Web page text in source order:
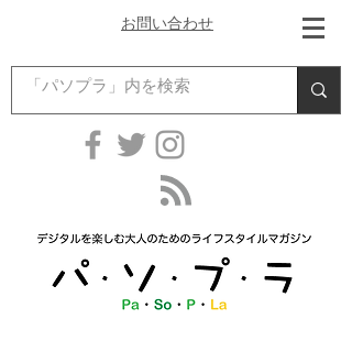
お問い合わせ